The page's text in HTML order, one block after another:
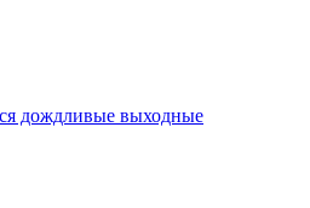
дождливые выходные